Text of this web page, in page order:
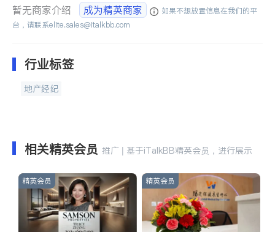
暂无商家介绍 成为精英商家
如果不想放置信息在我们的平
台，请联系elite.sales@italkbb.com
行业标签
地产经纪
相关精英会员 推广 | 基于iTalkBB精英会员，进行展示
精英会员 精英会员